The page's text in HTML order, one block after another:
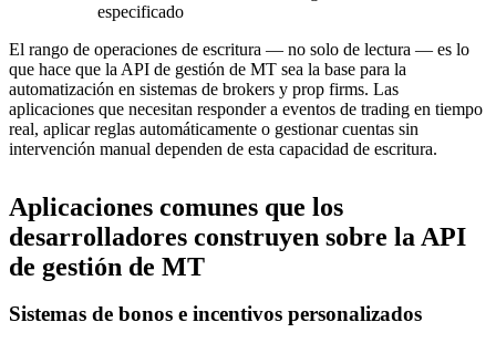
especificado
El rango de operaciones de escritura — no solo de lectura — es lo
que hace que la API de gestión de MT sea la base para la
automatización en sistemas de brokers y prop firms. Las
aplicaciones que necesitan responder a eventos de trading en tiempo
real, aplicar reglas automáticamente o gestionar cuentas sin
intervención manual dependen de esta capacidad de escritura.
Aplicaciones comunes que los
desarrolladores construyen sobre la API
de gestión de MT
Sistemas de bonos e incentivos personalizados